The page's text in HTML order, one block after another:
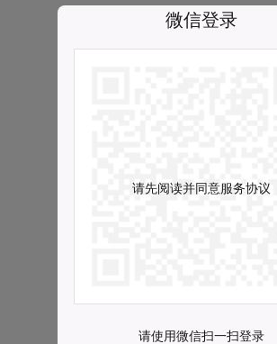
微信登录
请先阅读并同意服务协议
请使用微信扫一扫登录